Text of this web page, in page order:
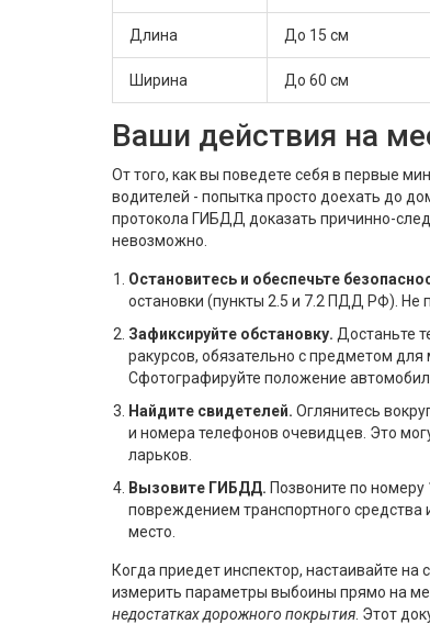
Длина До 15 см
Ширина До 60 см
Ваши действия на
От того, как вы поведете себя в первые
водителей - попытка просто доехать до
протокола ГИБДД доказать причинно-
невозможно.
Остановитесь и обеспечьте
остановки (пункты 2.5 и 7.2 ПДД РФ). Не
Зафиксируйте обстановку. Достаньте
ракурсов, обязательно с предметом
Сфотографируйте положение
Найдите свидетелей. Оглянитесь
и номера телефонов очевидцев. Это
ларьков.
Вызовите ГИБДД. Позвоните по
повреждением транспортного
место.
Когда приедет инспектор, настаивайте
измерить параметры выбоины прямо на
недостатках дорожного покрытия . Этот